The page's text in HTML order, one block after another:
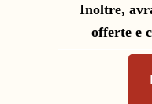
Inoltre,
offerte e